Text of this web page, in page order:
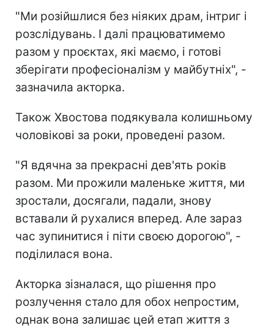
"Ми розійшлися без ніяких драм, інтриг і
розслідувань. І далі працюватимемо
разом у проєктах, які маємо, і готові
зберігати професіоналізм у майбутніх", -
зазначила акторка.
Також Хвостова подякувала колишньому
чоловікові за роки, проведені разом.
"Я вдячна за прекрасні дев'ять років
разом. Ми прожили маленьке життя, ми
зростали, досягали, падали, знову
вставали й рухалися вперед. Але зараз
час зупинитися і піти своєю дорогою", -
поділилася вона.
Акторка зізналася, що рішення про
розлучення стало для обох непростим,
однак вона залишає цей етап життя з